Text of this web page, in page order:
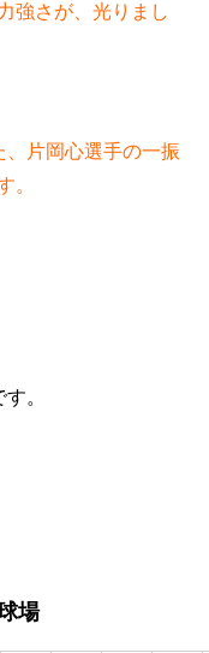
強さが、光りまし
、片岡心選手の一振
。
。
場